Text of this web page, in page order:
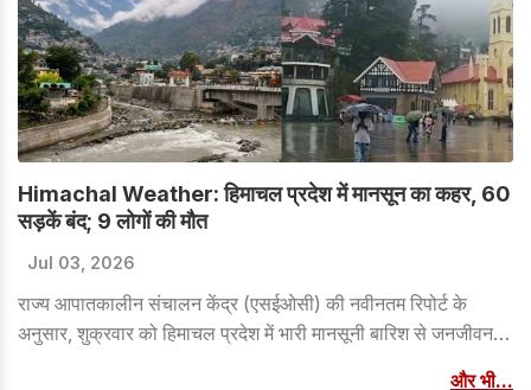
Himachal Weather: हिमाचल प्रदेश में मानसून का कहर, 60
सड़कें बंद; 9 लोगों की मौत
Jul 03, 2026
राज्य आपातकालीन संचालन केंद्र (एसईओसी) की नवीनतम रिपोर्ट के
अनुसार, शुक्रवार को हिमाचल प्रदेश में भारी मानसूनी बारिश से जनजीवन
और भी...